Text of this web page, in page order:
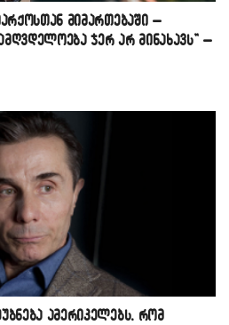
მიმართებაში –
ჯერ არ მინახავს” –
ამერიკელებს, რომ